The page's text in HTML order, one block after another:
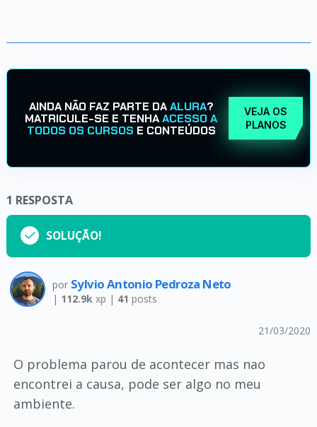
AINDA NÃO FAZ PARTE DAALURA?
MATRICULE-SE E TENHAACESSO A
TODOS OS CURSOS E CONTEÚDOS
VEJA OS
PLANOS
1 RESPOSTA
SOLUÇÃO!
por Sylvio Antonio Pedroza Neto
| 112.9kxp | 41 posts
21/03/2020
O problema parou de acontecer mas nao
encontrei a causa, pode ser algo no meu
ambiente.